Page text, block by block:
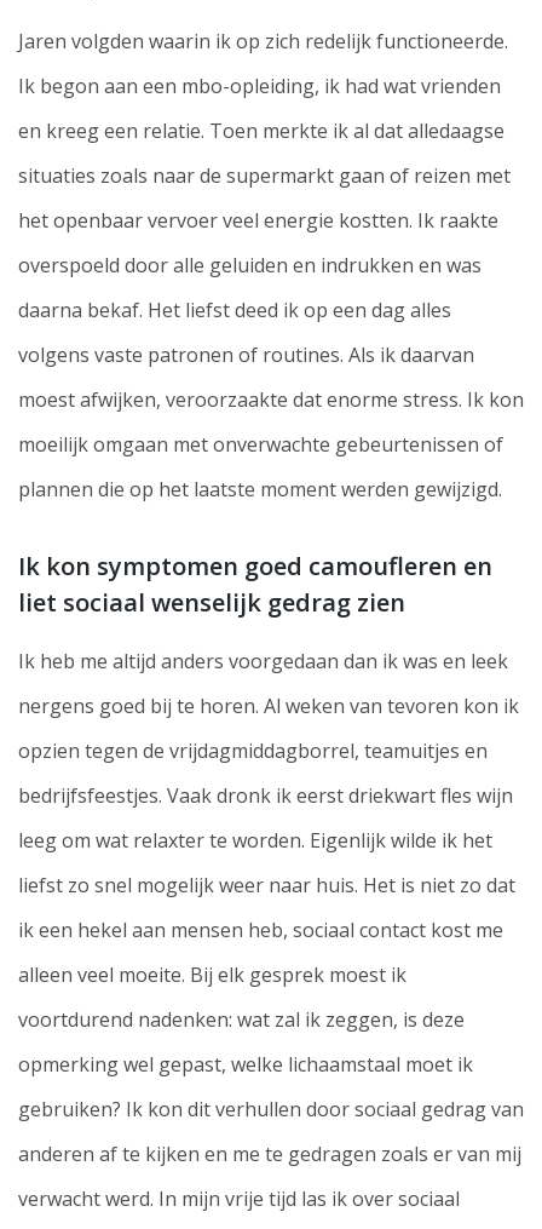
Jaren volgden waarin ik op zich redelijk functioneerde.
Ik begon aan een mbo-opleiding, ik had wat vrienden
en kreeg een relatie. Toen merkte ik al dat alledaagse
situaties zoals naar de supermarkt gaan of reizen met
het openbaar vervoer veel energie kostten. Ik raakte
overspoeld door alle geluiden en indrukken en was
daarna bekaf. Het liefst deed ik op een dag alles
volgens vaste patronen of routines. Als ik daarvan
moest afwijken, veroorzaakte dat enorme stress. Ik kon
moeilijk omgaan met onverwachte gebeurtenissen of
plannen die op het laatste moment werden gewijzigd.
Ik kon symptomen goed camoufleren en
liet sociaal wenselijk gedrag zien
Ik heb me altijd anders voorgedaan dan ik was en leek
nergens goed bij te horen. Al weken van tevoren kon ik
opzien tegen de vrijdagmiddagborrel, teamuitjes en
bedrijfsfeestjes. Vaak dronk ik eerst driekwart fles wijn
leeg om wat relaxter te worden. Eigenlijk wilde ik het
liefst zo snel mogelijk weer naar huis. Het is niet zo dat
ik een hekel aan mensen heb, sociaal contact kost me
alleen veel moeite. Bij elk gesprek moest ik
voortdurend nadenken: wat zal ik zeggen, is deze
opmerking wel gepast, welke lichaamstaal moet ik
gebruiken? Ik kon dit verhullen door sociaal gedrag van
anderen af te kijken en me te gedragen zoals er van mij
verwacht werd. In mijn vrije tijd las ik over sociaal